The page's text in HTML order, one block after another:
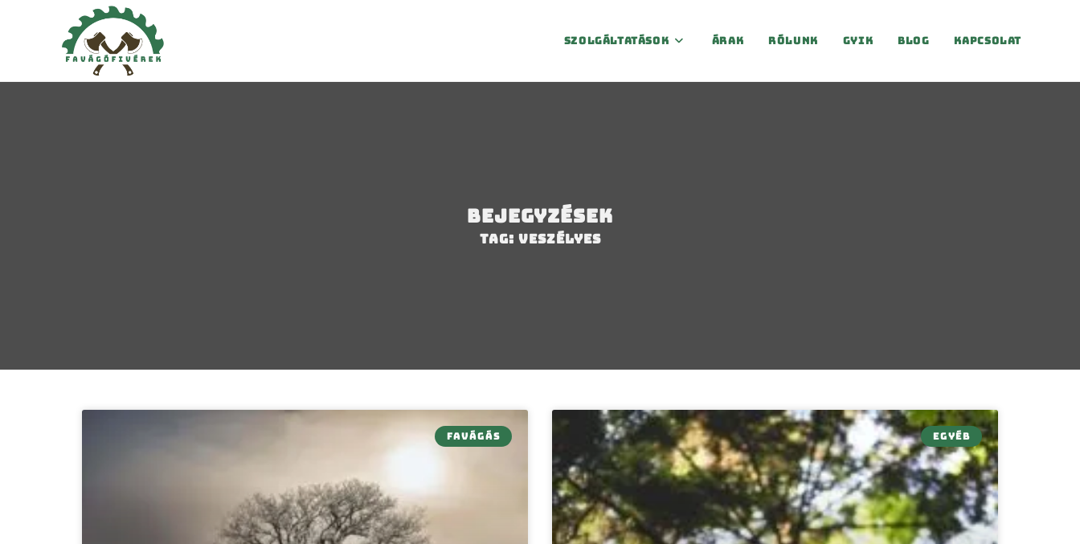
Szolgáltatások Árak Rólunk Gyik Blog Kapcsolat
Bejegyzések
Tag: veszélyes
FAVÁGÁS EGYÉB